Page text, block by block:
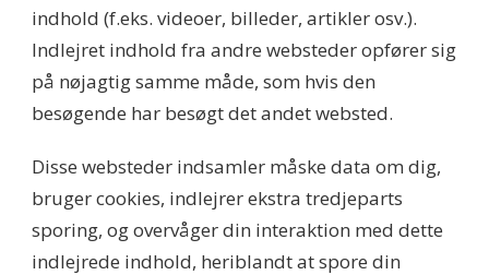
indhold (f.eks. videoer, billeder, artikler osv.).
Indlejret indhold fra andre websteder opfører sig
på nøjagtig samme måde, som hvis den
besøgende har besøgt det andet websted.
Disse websteder indsamler måske data om dig,
bruger cookies, indlejrer ekstra tredjeparts
sporing, og overvåger din interaktion med dette
indlejrede indhold, heriblandt at spore din